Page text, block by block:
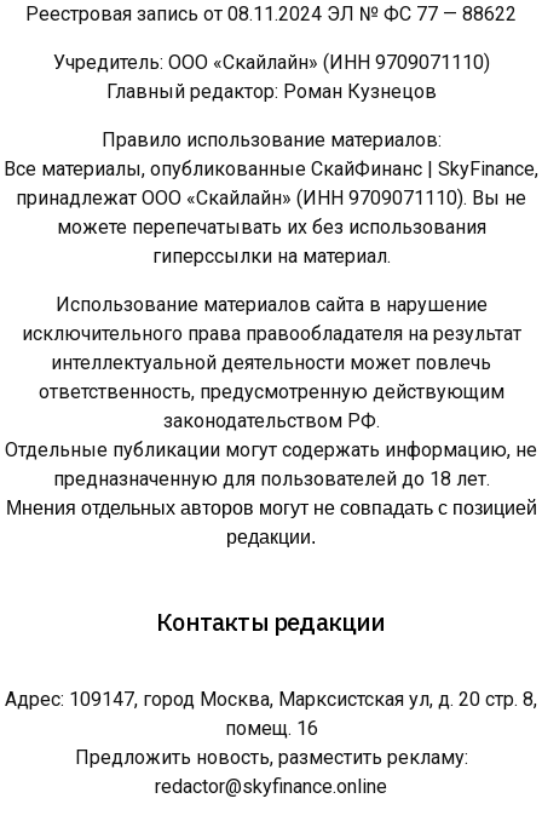
Реестровая запись от 08.11.2024 ЭЛ № ФС 77 — 88622
Учредитель: ООО «Скайлайн» (ИНН 9709071110)
Главный редактор: Роман Кузнецов
Правило использование материалов:
Все материалы, опубликованные СкайФинанс | SkyFinance,
принадлежат ООО «Скайлайн» (ИНН 9709071110). Вы не
можете перепечатывать их без использования
гиперссылки на материал.
Использование материалов сайта в нарушение
исключительного права правообладателя на результат
интеллектуальной деятельности может повлечь
ответственность, предусмотренную действующим
законодательством РФ.
Отдельные публикации могут содержать информацию, не
предназначенную для пользователей до 18 лет.
Мнения отдельных авторов могут не совпадать с позицией
редакции.
Контакты редакции
Адрес: 109147, город Москва, Марксистская ул, д. 20 стр. 8,
помещ. 16
Предложить новость, разместить рекламу:
redactor@skyfinance.online